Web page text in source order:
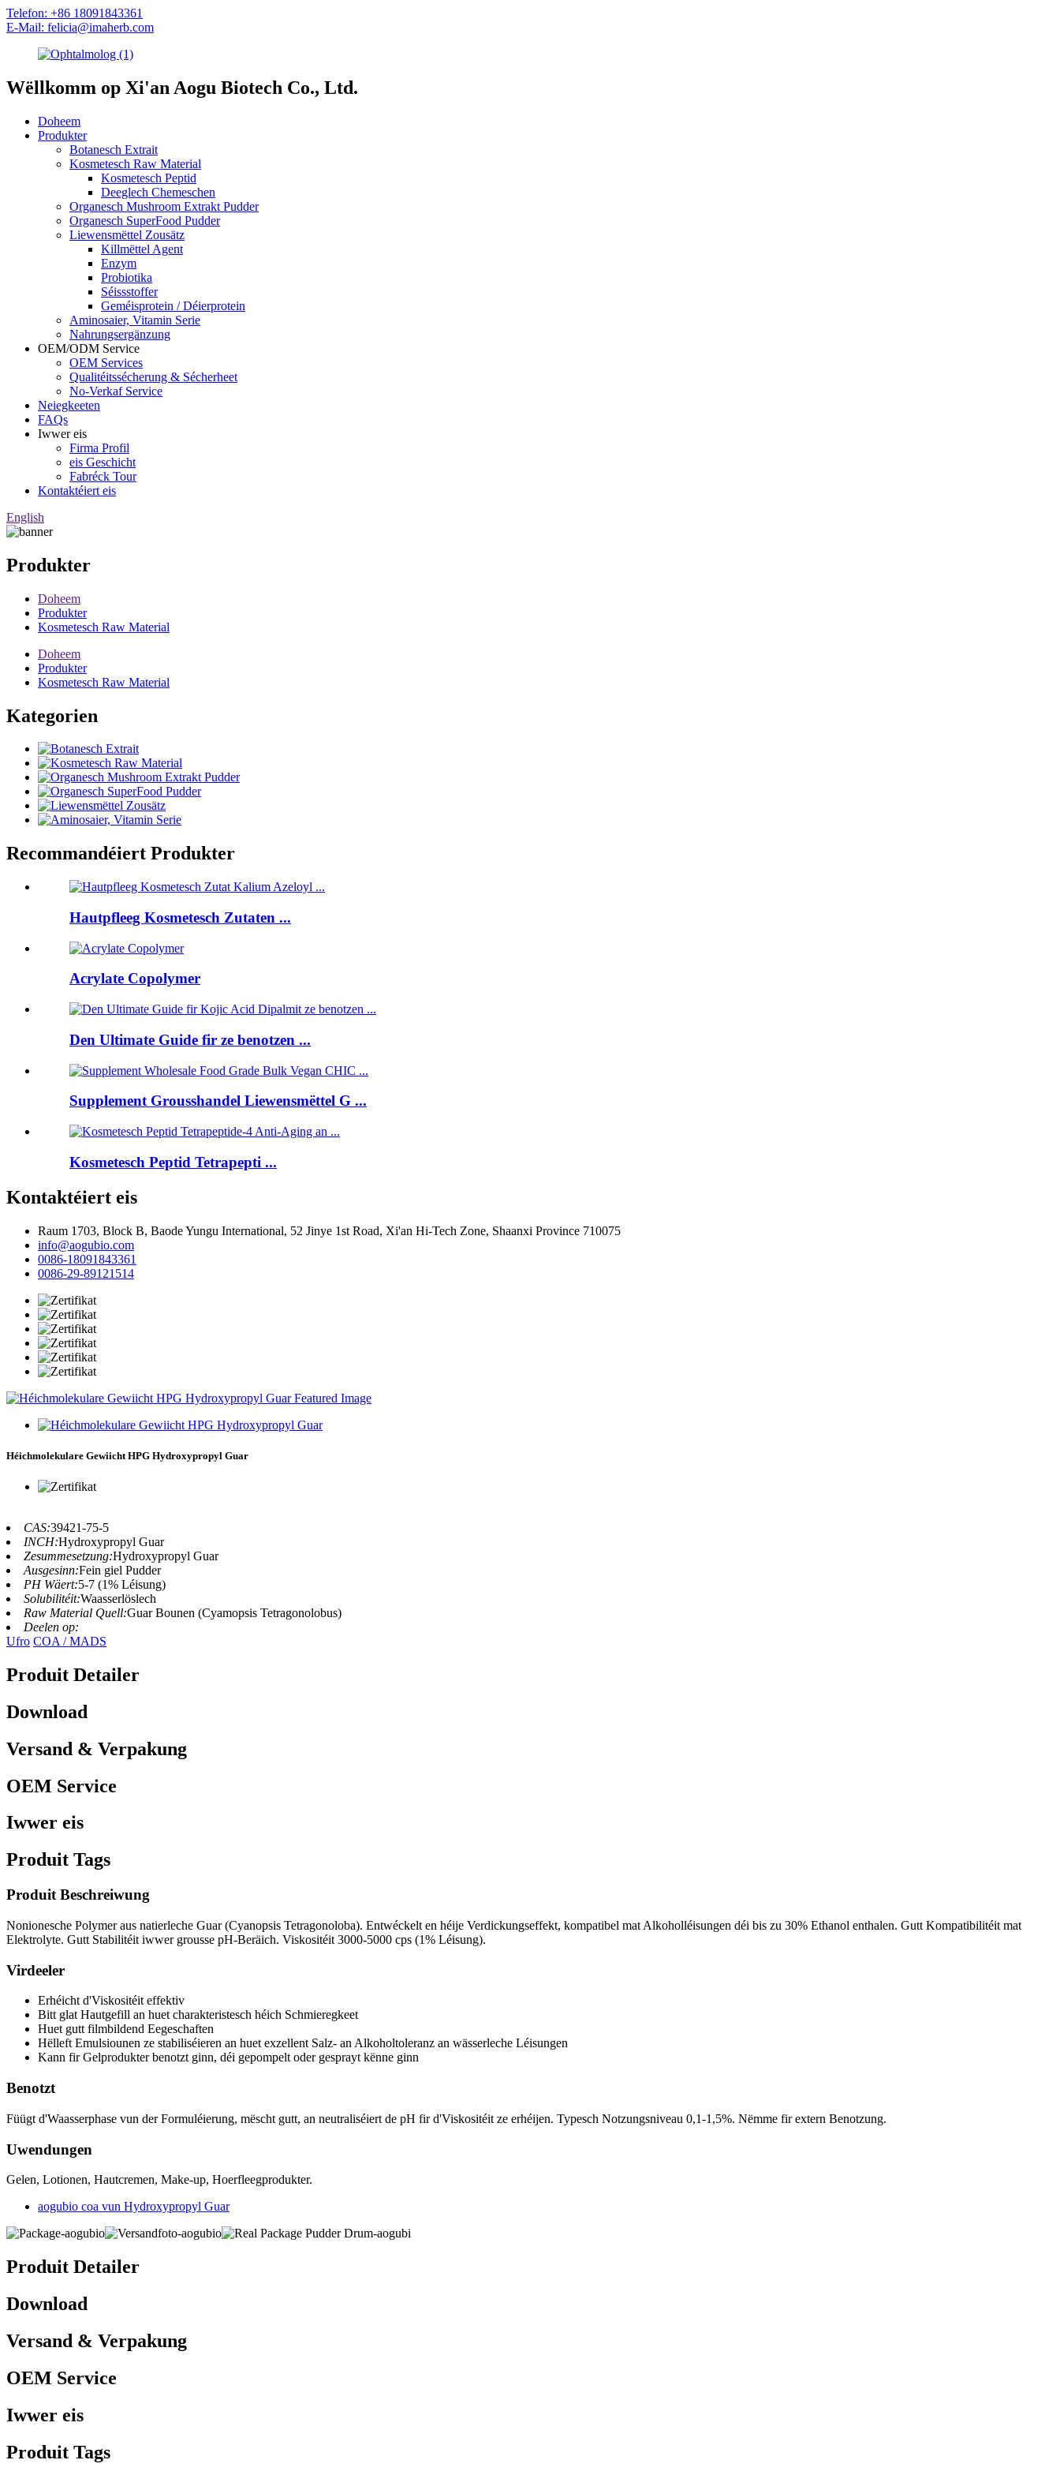
Telefon: +86 18091843361
E-Mail: felicia@imaherb.com
Wëllkomm op Xi'an Aogu Biotech Co., Ltd.
Doheem
Produkter
Botanesch Extrait
Kosmetesch Raw Material
Kosmetesch Peptid
Deeglech Chemeschen
Organesch Mushroom Extrakt Pudder
Organesch SuperFood Pudder
Liewensmëttel Zousätz
Killmëttel Agent
Enzym
Probiotika
Séissstoffer
Geméisprotein / Déierprotein
Aminosaier, Vitamin Serie
Nahrungsergänzung
OEM/ODM Service
OEM Services
Qualitéitssécherung & Sécherheet
No-Verkaf Service
Neiegkeeten
FAQs
Iwwer eis
Firma Profil
eis Geschicht
Fabréck Tour
Kontaktéiert eis
English
Produkter
Doheem
Produkter
Kosmetesch Raw Material
Doheem
Produkter
Kosmetesch Raw Material
Kategorien
Recommandéiert Produkter
Hautpfleeg Kosmetesch Zutaten ...
Acrylate Copolymer
Den Ultimate Guide fir ze benotzen ...
Supplement Grousshandel Liewensmëttel G ...
Kosmetesch Peptid Tetrapepti ...
Kontaktéiert eis
Raum 1703, Block B, Baode Yungu International, 52 Jinye 1st Road, Xi'an Hi-Tech Zone, Shaanxi Province 710075
info@aogubio.com
0086-18091843361
0086-29-89121514
Héichmolekulare Gewiicht HPG Hydroxypropyl Guar
CAS:39421-75-5
INCH:Hydroxypropyl Guar
Zesummesetzung:Hydroxypropyl Guar
Ausgesinn:Fein giel Pudder
PH Wäert:5-7 (1% Léisung)
Solubilitéit:Waasserlöslech
Raw Material Quell:Guar Bounen (Cyamopsis Tetragonolobus)
Deelen op:
Ufro COA / MADS
Produit Detailer
Download
Versand & Verpakung
OEM Service
Iwwer eis
Produit Tags
Produit Beschreiwung
Nonionesche Polymer aus natierleche Guar (Cyanopsis Tetragonoloba). Entwéckelt en héije Verdickungseffekt, kompatibel mat Alkoholléisungen déi bis zu 30% Ethanol enthalen. Gutt Kompatibilitéit mat
Elektrolyte. Gutt Stabilitéit iwwer grousse pH-Beräich. Viskositéit 3000-5000 cps (1% Léisung).
Virdeeler
Erhéicht d'Viskositéit effektiv
Bitt glat Hautgefill an huet charakteristesch héich Schmieregkeet
Huet gutt filmbildend Eegeschaften
Hëlleft Emulsiounen ze stabiliséieren an huet exzellent Salz- an Alkoholtoleranz an wässerleche Léisungen
Kann fir Gelprodukter benotzt ginn, déi gepompelt oder gesprayt kënne ginn
Benotzt
Füügt d'Waasserphase vun der Formuléierung, mëscht gutt, an neutraliséiert de pH fir d'Viskositéit ze erhéijen. Typesch Notzungsniveau 0,1-1,5%. Nëmme fir extern Benotzung.
Uwendungen
Gelen, Lotionen, Hautcremen, Make-up, Hoerfleegprodukter.
aogubio coa vun Hydroxypropyl Guar
Produit Detailer
Download
Versand & Verpakung
OEM Service
Iwwer eis
Produit Tags